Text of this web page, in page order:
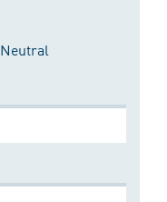
Neutral